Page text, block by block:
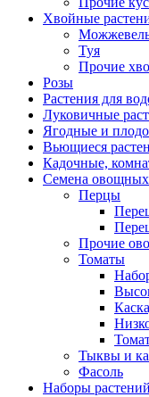
Хвойные
Туя
Прочие
Розы
Растения для
Луковичные
Ягодные и
Вьющиеся
Кадочные,
Семена овощных
Перцы
Прочие
Томаты
Тыквы и
Фасоль
Наборы растений